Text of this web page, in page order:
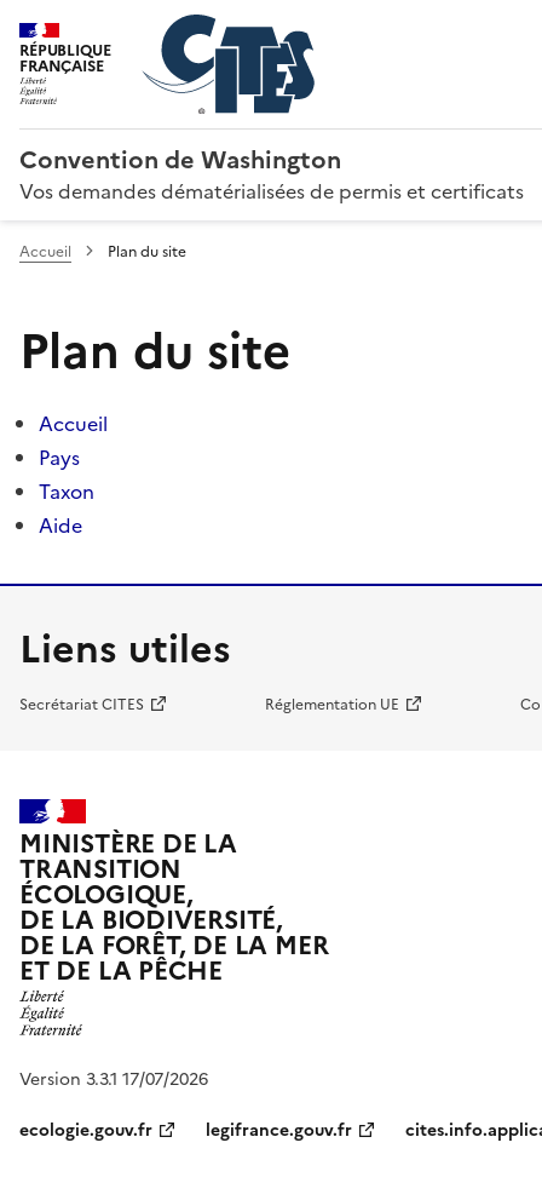
RÉPUBLIQUE
FRANÇAISE
Convention de Washington
Vos demandes dématérialisées de permis et certificats
Accueil Plan du site
Plan du site
Accueil
Pays
Taxon
Aide
Liens utiles
Secrétariat CITES Réglementation UE
MINISTÈRE DE LA
TRANSITION
ÉCOLOGIQUE,
DE LA BIODIVERSITÉ,
DE LA FORÊT, DE LA MER
ET DE LA PÊCHE
Version 3.3.1 17/07/2026
ecologie.gouv.fr
legifrance.gouv.fr